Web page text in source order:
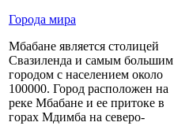
Города мира
Мбабане является столицей
Свазиленда и самым большим
городом с населением около
100000. Город расположен на
реке Мбабане и ее притоке в
горах Мдимба на северо-